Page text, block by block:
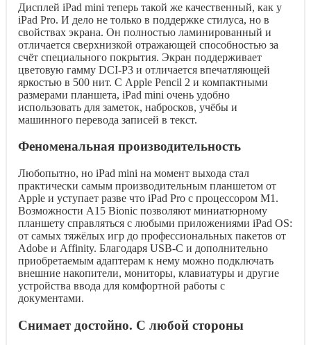
Дисплей iPad mini теперь такой же качественный, как у
iPad Pro. И дело не только в поддержке стилуса, но в
свойствах экрана. Он полностью ламинированный и
отличается сверхнизкой отражающей способностью за
счёт специального покрытия. Экран поддерживает
цветовую гамму DCI-P3 и отличается впечатляющей
яркостью в 500 нит. С Apple Pencil 2 и компактными
размерами планшета, iPad mini очень удобно
использовать для заметок, набросков, учёбы и
машинного перевода записей в текст.
Феноменальная производительность
Любопытно, но iPad mini на момент выхода стал
практически самым производительным планшетом от
Apple и уступает разве что iPad Pro с процессором M1.
Возможности A15 Bionic позволяют миниатюрному
планшету справляться с любыми приложениями iPad OS:
от самых тяжёлых игр до профессиональных пакетов от
Adobe и Affinity. Благодаря USB-C и дополнительно
приобретаемым адаптерам к нему можно подключать
внешние накопители, мониторы, клавиатуры и другие
устройства ввода для комфортной работы с
документами.
Снимает достойно. С любой стороны